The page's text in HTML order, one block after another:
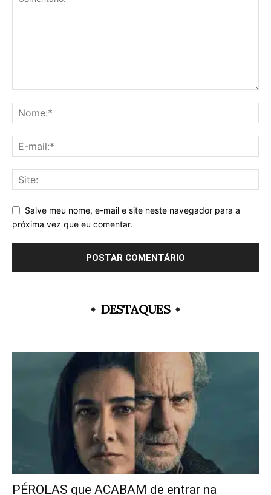
Salve meu nome, e-mail e site neste navegador para a
próxima vez que eu comentar.
DESTAQUES
PÉROLAS que ACABAM de entrar na